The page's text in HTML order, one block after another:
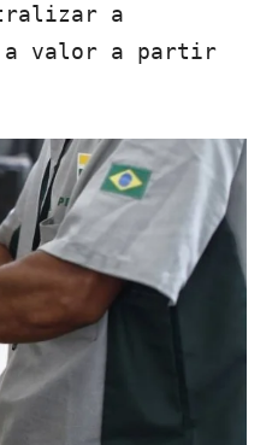
a
a valor a partir